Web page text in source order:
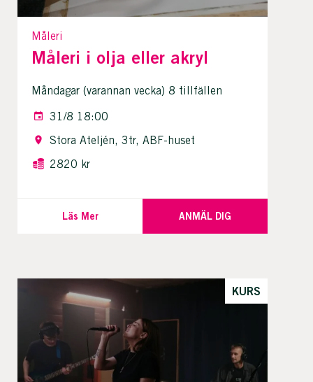
Måleri
Måleri i olja eller akryl
Måndagar (varannan vecka) 8 tillfällen
31/8 18:00
Stora Ateljén, 3tr, ABF-huset
2820 kr
Läs Mer ANMÄL DIG
KURS